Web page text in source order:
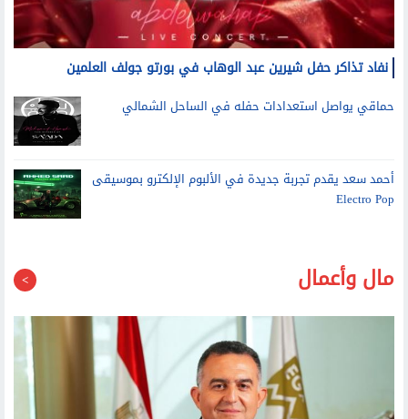
نفاد تذاكر حفل شيرين عبد الوهاب في بورتو جولف العلمين
حماقي يواصل استعدادات حفله في الساحل الشمالي
أحمد سعد يقدم تجربة جديدة في الألبوم الإلكترو بموسيقى
Electro Pop
مال وأعمال